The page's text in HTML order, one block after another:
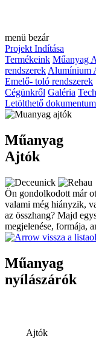
menü bezár
Projekt Indítása
Termékeink Műanyag
rendszerek Alumínium
Emelő- toló rendszerek
Cégünkről Galéria
Letölthető
Műanyag
Ajtók
Ön gondolkodott már
valami még hiányzik,
az összhang? Majd
megjelenése, formája,
vissza a
Műanyag
nyílászárók
Ajtók